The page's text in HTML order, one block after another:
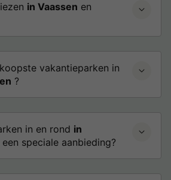
in Vaassen en
vakantieparken in
?
in en rond in
speciale aanbieding?